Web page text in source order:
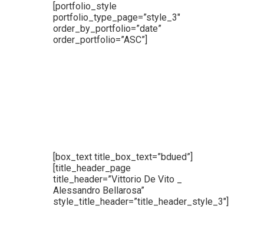
[portfolio_style
portfolio_type_page=”style_3″
order_by_portfolio=”date”
order_portfolio=”ASC”]
[box_text title_box_text=”bdued”]
[title_header_page
title_header=”Vittorio De Vito _
Alessandro Bellarosa”
style_title_header=”title_header_style_3″]